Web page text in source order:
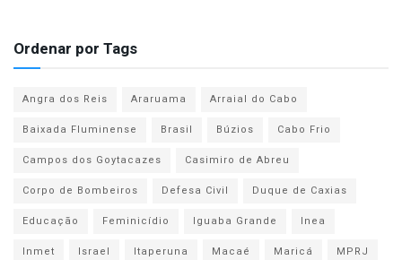
Ordenar por Tags
Angra dos Reis Araruama
Arraial do Cabo
Baixada Fluminense
Brasil Búzios
Cabo Frio
Campos dos Goytacazes
Casimiro de Abreu
Corpo de Bombeiros
Defesa Civil
Duque de Caxias
Educação
Feminicídio Iguaba Grande
Inea
Inmet
Israel Itaperuna Macaé Maricá
MPRJ